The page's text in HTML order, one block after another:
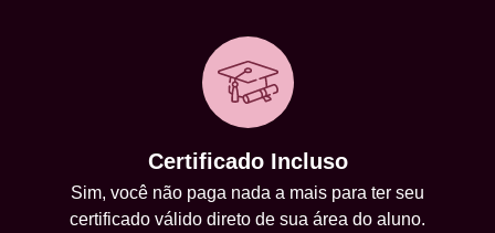
Certificado Incluso
Sim, você não paga nada a mais para ter seu
certificado válido direto de sua área do aluno.